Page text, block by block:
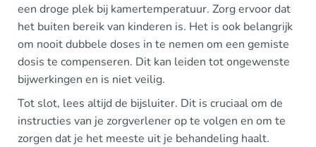
een droge plek bij kamertemperatuur. Zorg ervoor dat
het buiten bereik van kinderen is. Het is ook belangrijk
om nooit dubbele doses in te nemen om een gemiste
dosis te compenseren. Dit kan leiden tot ongewenste
bijwerkingen en is niet veilig.
Tot slot, lees altijd de bijsluiter. Dit is cruciaal om de
instructies van je zorgverlener op te volgen en om te
zorgen dat je het meeste uit je behandeling haalt.